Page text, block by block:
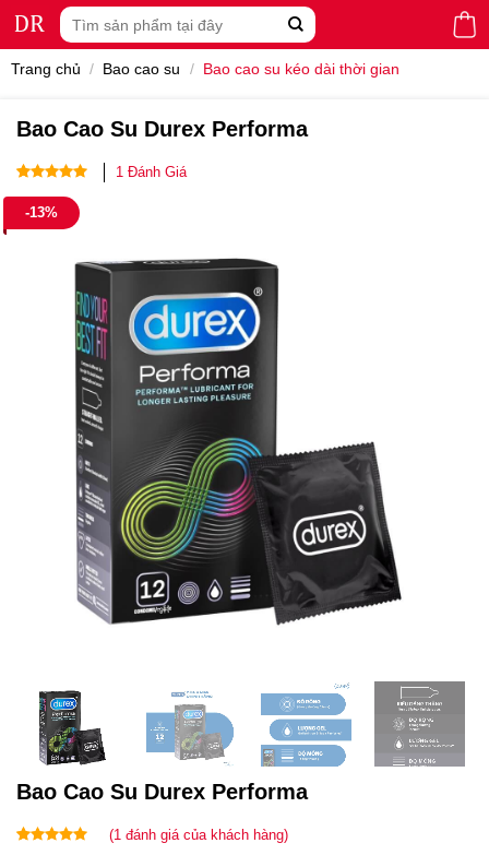
Tìm
kiếm:
Trang chủ / Bao cao su / Bao cao su kéo dài thời gian
Bao Cao Su Durex Performa
5.00trên 5
dựa trên
1
đánh giá
1 Đánh Giá
-13%
Bao Cao Su Durex Performa
(1 đánh giá của khách hàng)